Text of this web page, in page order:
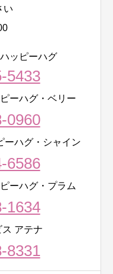
い
ッピーハグ
5433
ーハグ・ベリー
0960
ーハグ・シャイン
6586
ーハグ・プラム
1634
アテナ
8331